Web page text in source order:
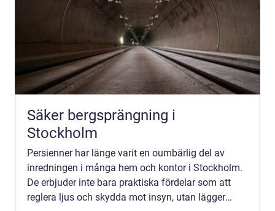
Säker bergsprängning i
Stockholm
Persienner har länge varit en oumbärlig del av
inredningen i många hem och kontor i Stockholm.
De erbjuder inte bara praktiska fördelar som att
reglera ljus och skydda mot insyn, utan lägger